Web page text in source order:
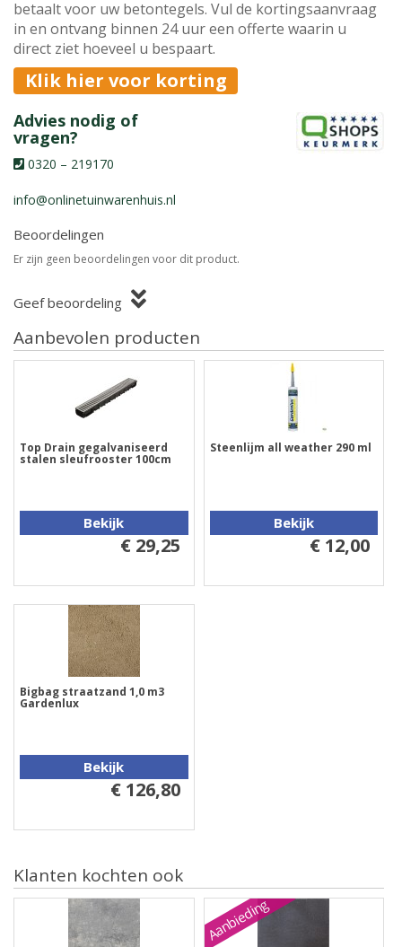
betaalt voor uw betontegels. Vul de kortingsaanvraag
in en ontvang binnen 24 uur een offerte waarin u
direct ziet hoeveel u bespaart.
Klik hier voor korting
Advies nodig of
vragen?
0320 – 219170
info@onlinetuinwarenhuis.nl
Beoordelingen
Er zijn geen beoordelingen voor dit product.
Geef beoordeling
Aanbevolen producten
Top Drain gegalvaniseerd
stalen sleufrooster 100cm
Bekijk
€ 29,25
Steenlijm all weather 290 ml
Bekijk
€ 12,00
Bigbag straatzand 1,0 m3
Gardenlux
Bekijk
€ 126,80
Klanten kochten ook
Aanbieding